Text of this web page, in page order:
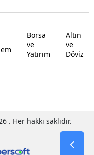
Borsa
ve
Yatırım
Altın
ve
Döviz
. Her hakkı saklıdır.